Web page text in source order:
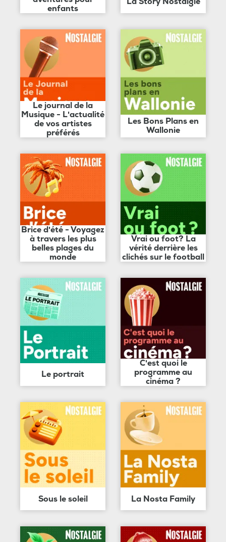
enfants
Le journal de la
Musique - L'actualité
de vos artistes
préférés
Les Bons Plans en
Wallonie
Brice d'été - Voyagez
à travers les plus
belles plages du
monde
Vrai ou foot? La
vérité derrière les
clichés sur le football
Le portrait
C'est quoi le
programme au
cinéma ?
Sous le soleil La Nosta Family